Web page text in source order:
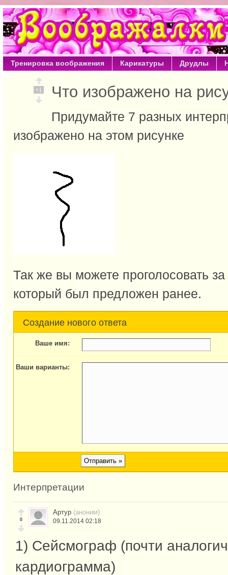
Тренировка воображения Карикатуры Друдлы
+1 Что изображено на
Придумайте 7 разных
изображено на этом рисунке
Так же вы можете проголосовать
который был предложен ранее.
Создание нового ответа
Ваше имя:
Ваши варианты:
Интерпретации
0
Артур (аноним)
09.11.2014 02:18
1) Сейсмограф (почти
кардиограмма)